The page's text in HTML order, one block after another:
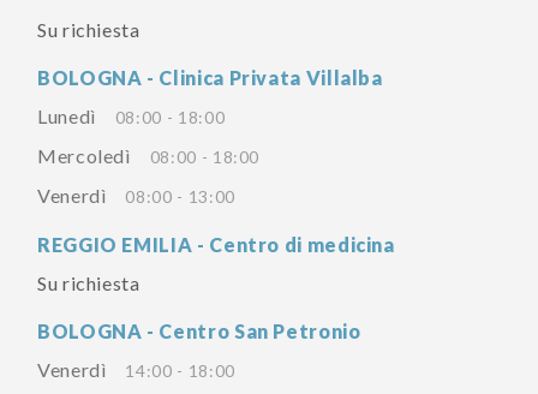
Su richiesta
BOLOGNA - Clinica Privata Villalba
Lunedì
08:00 - 18:00
Mercoledì 08:00 - 18:00
Venerdì 08:00 - 13:00
REGGIO EMILIA - Centro di medicina
Su richiesta
BOLOGNA - Centro San Petronio
Venerdì
14:00 - 18:00